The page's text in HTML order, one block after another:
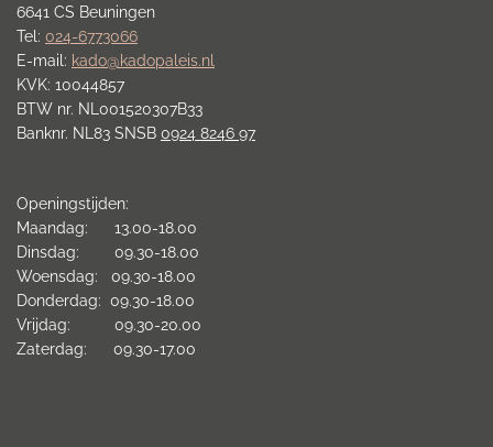
6641 CS Beuningen
Tel: 024-6773066
E-mail: kado@kadopaleis.nl
KVK: 10044857
BTW nr. NL001520307B33
Banknr. NL83 SNSB 0924 8246 97
Openingstijden:
Maandag: 13.00-18.00
Dinsdag: 09.30-18.00
Woensdag: 09.30-18.00
Donderdag: 09.30-18.00
Vrijdag: 09.30-20.00
Zaterdag: 09.30-17.00